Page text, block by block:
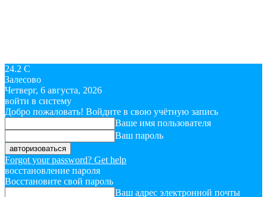
24.2 C
Залесово
Четверг, 6 августа, 2026
войти в систему
Добро пожаловать! Войдите в свою учётную запись
Ваше имя пользователя
Ваш пароль
Forgot your password? Get help
восстановление пароля
Восстановите свой пароль
Ваш адрес электронной почты